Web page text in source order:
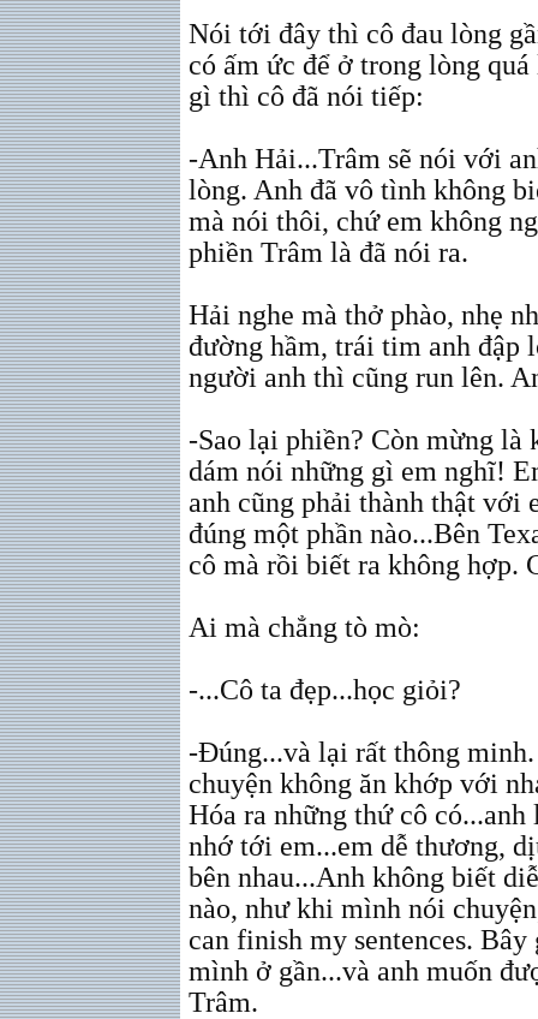
Nói tới đây thì cô đau lòng
có ấm ức để ở trong lòng
gì thì cô đã nói tiếp:
-Anh Hải...Trâm sẽ nói với
lòng. Anh đã vô tình không
mà nói thôi, chứ em không
phiền Trâm là đã nói ra.
Hải nghe mà thở phào, nhẹ
đường hầm, trái tim anh đập
người anh thì cũng run lên.
-Sao lại phiền? Còn mừng là
dám nói những gì em nghĩ!
anh cũng phải thành thật với
đúng một phần nào...Bên
cô mà rồi biết ra không hợp.
Ai mà chẳng tò mò:
-...Cô ta đẹp...học giỏi?
-Đúng...và lại rất thông
chuyện không ăn khớp với
Hóa ra những thứ cô
nhớ tới em...em dễ thương,
bên nhau...Anh không biết
nào, như khi mình nói
can finish my sentences.
mình ở gần...và anh muốn
Trâm.